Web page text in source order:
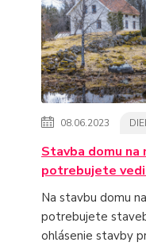
08.06.2023
Stavba domu na
potrebujete
Na stavbu domu
potrebujete
ohlásenie stavby